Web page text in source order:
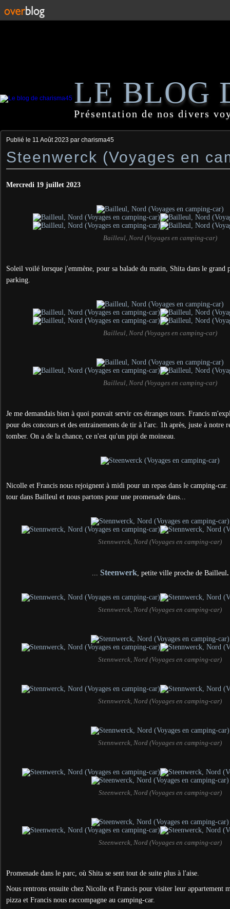
LE BLOG
Présentation de nos divers
Publié le 11 Août 2023 par charisma45
Steenwerck (Voyages en
Mercredi 19 juillet 2023
Bailleul, Nord (Voyages en camping-car)
Soleil voilé lorsque j'emmène, pour sa balade du matin, Shita dans le grand
parking.
Bailleul, Nord (Voyages en camping-car)
Bailleul, Nord (Voyages en camping-car)
Je me demandais bien à quoi pouvait servir ces étranges tours. Francis
pour des concours et des entrainements de tir à l'arc. 1h après, juste à notre
tomber. On a de la chance, ce n'est qu'un pipi de moineau.
Nicolle et Francis nous rejoignent à midi pour un repas dans le camping-
tour dans Bailleul et nous partons pour une promenade dans...
Stennwerck, Nord (Voyages en camping-car)
... Steenwerk, petite ville proche de Bailleul.
Stennwerck, Nord (Voyages en camping-car)
Stennwerck, Nord (Voyages en camping-car)
Stennwerck, Nord (Voyages en camping-car)
Stennwerck, Nord (Voyages en camping-car)
Steenwerck, Nord (Voyages en camping-car)
Steenwerck, Nord (Voyages en camping-car)
Promenade dans le parc, où Shita se sent tout de suite plus à l'aise.
Nous rentrons ensuite chez Nicolle et Francis pour visiter leur appartement
pizza et Francis nous raccompagne au camping-car.